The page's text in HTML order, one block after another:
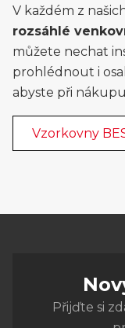
V každém z
rozsáhlé
můžete nechat
prohlédnout i
abyste při
Vzorkovny
Přijďte si